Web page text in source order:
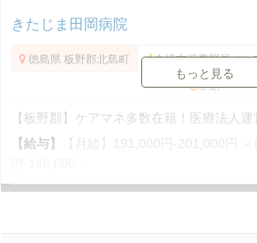
きたじま田岡病院
徳島県 板野郡北島町 介護支援専門員（ケ
常勤
【板野郡】ケアマネ多数在籍！医療法人
【給与】
【月給】191,000円-201,000円
もっと見る